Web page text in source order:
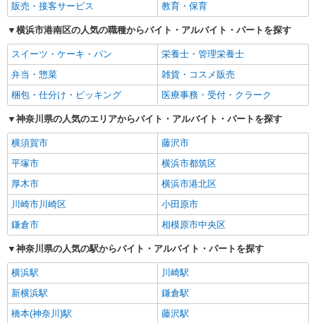
販売・接客サービス
教育・保育
横浜市港南区の人気の職種からバイト・アルバイト・パートを探す
スイーツ・ケーキ・パン
栄養士・管理栄養士
弁当・惣菜
雑貨・コスメ販売
梱包・仕分け・ピッキング
医療事務・受付・クラーク
神奈川県の人気のエリアからバイト・アルバイト・パートを探す
横須賀市
藤沢市
平塚市
横浜市都筑区
厚木市
横浜市港北区
川崎市川崎区
小田原市
鎌倉市
相模原市中央区
神奈川県の人気の駅からバイト・アルバイト・パートを探す
横浜駅
川崎駅
新横浜駅
鎌倉駅
橋本(神奈川)駅
藤沢駅